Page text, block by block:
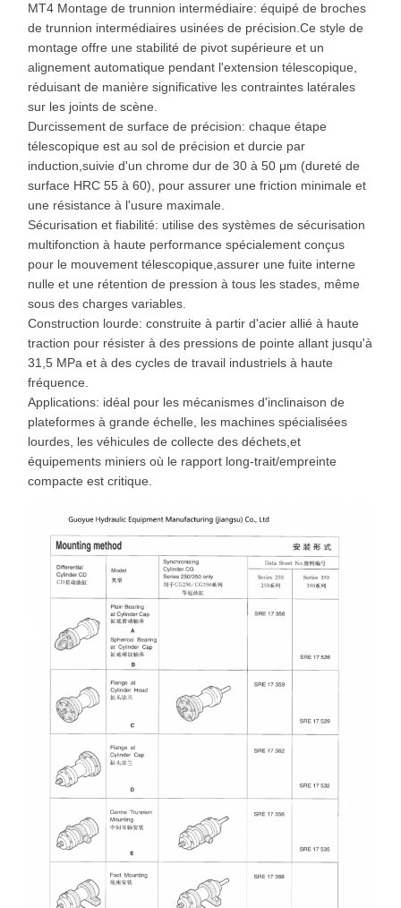
MT4 Montage de trunnion intermédiaire: équipé de broches
de trunnion intermédiaires usinées de précision.Ce style de
montage offre une stabilité de pivot supérieure et un
alignement automatique pendant l'extension télescopique,
réduisant de manière significative les contraintes latérales
sur les joints de scène.
Durcissement de surface de précision: chaque étape
télescopique est au sol de précision et durcie par
induction,suivie d'un chrome dur de 30 à 50 μm (dureté de
surface HRC 55 à 60), pour assurer une friction minimale et
une résistance à l'usure maximale.
Sécurisation et fiabilité: utilise des systèmes de sécurisation
multifonction à haute performance spécialement conçus
pour le mouvement télescopique,assurer une fuite interne
nulle et une rétention de pression à tous les stades, même
sous des charges variables.
Construction lourde: construite à partir d'acier allié à haute
traction pour résister à des pressions de pointe allant jusqu'à
31,5 MPa et à des cycles de travail industriels à haute
fréquence.
Applications: idéal pour les mécanismes d'inclinaison de
plateformes à grande échelle, les machines spécialisées
lourdes, les véhicules de collecte des déchets,et
équipements miniers où le rapport long-trait/empreinte
compacte est critique.